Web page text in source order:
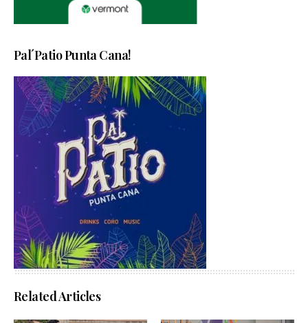
Pal´Patio Punta Cana!
Related Articles